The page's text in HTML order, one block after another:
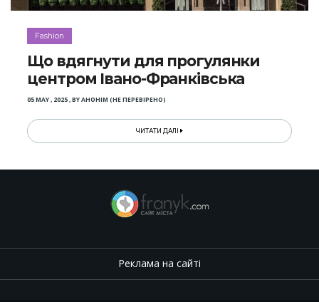
Fashion
Що вдягнути для прогулянки
центром Івано-Франківська
05 MAY , 2025,BYАНОНІМ (НЕ ПЕРЕВІРЕНО)
ЧИТАТИ ДАЛІ
Реклама на сайті